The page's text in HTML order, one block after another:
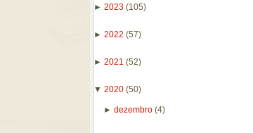
► 2023 (105)
► 2022 (57)
► 2021 (52)
▼ 2020 (50)
► dezembro (4)